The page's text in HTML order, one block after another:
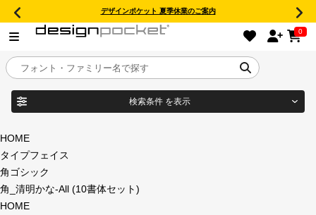
デザインポケット 夏季休業のご案内
0
目的別フォントガイド
特集
おすすめ
検索条件 を表示
商品名
HOME
タイプフェイス
角ゴシック
角_清明かな-All (10書体セット)
HOME